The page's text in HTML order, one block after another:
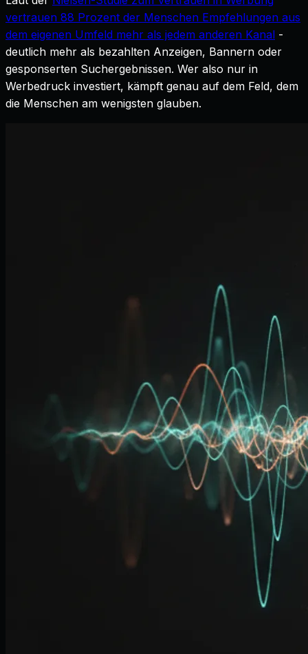
vertrauen 88 Prozent der Menschen Empfehlungen aus
dem eigenen Umfeld mehr als jedem anderen Kanal -
deutlich mehr als bezahlten Anzeigen, Bannern oder
gesponserten Suchergebnissen. Wer also nur in
Werbedruck investiert, kämpft genau auf dem Feld, dem
die Menschen am wenigsten glauben.